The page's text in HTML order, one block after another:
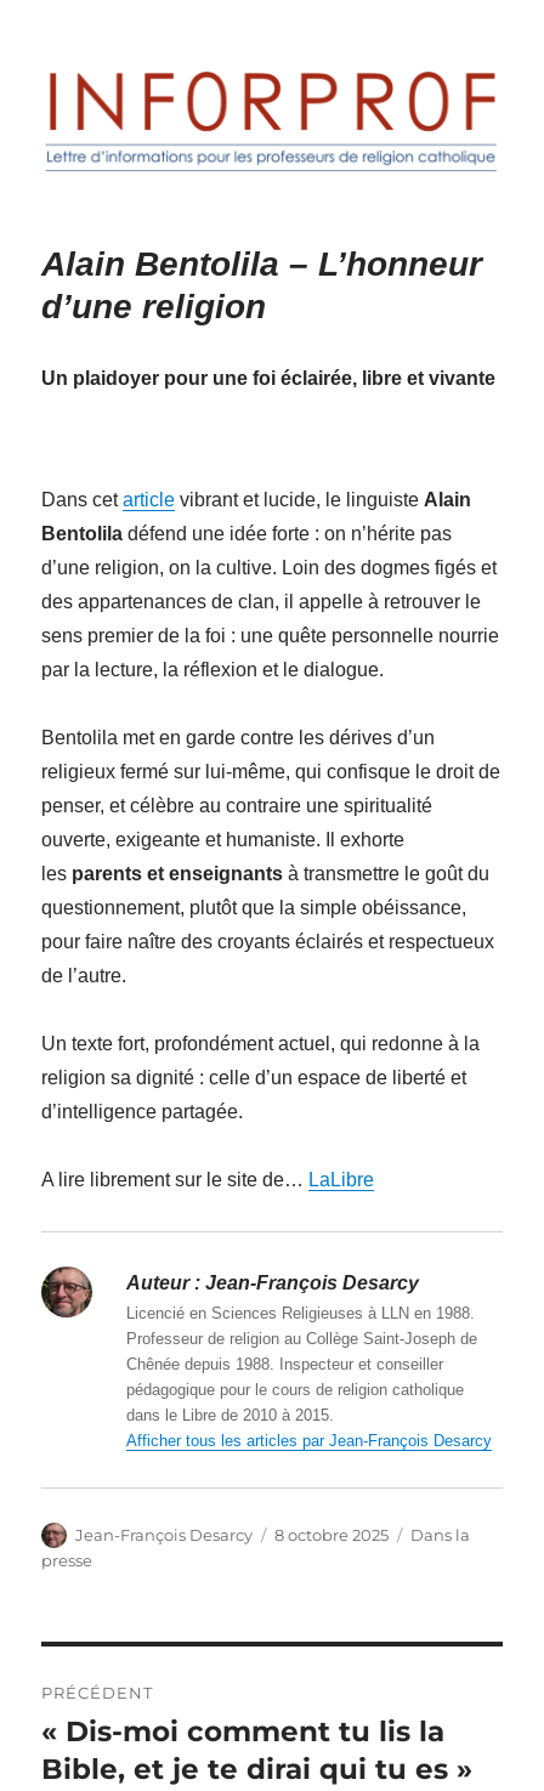
Inforprof
Alain Bentolila – L’honneur
d’une religion
Un plaidoyer pour une foi éclairée, libre et vivante
Dans cetarticle vibrant et lucide, le linguiste Alain
Bentolila défend une idée forte : on n’hérite pas
d’une religion, on la cultive. Loin des dogmes figés et
des appartenances de clan, il appelle à retrouver le
sens premier de la foi : une quête personnelle nourrie
par la lecture, la réflexion et le dialogue.
Bentolila met en garde contre les dérives d’un
religieux fermé sur lui-même, qui confisque le droit de
penser, et célèbre au contraire une spiritualité
ouverte, exigeante et humaniste. Il exhorte
les parents et enseignants à transmettre le goût du
questionnement, plutôt que la simple obéissance,
pour faire naître des croyants éclairés et respectueux
de l’autre.
Un texte fort, profondément actuel, qui redonne à la
religion sa dignité : celle d’un espace de liberté et
d’intelligence partagée.
A lire librement sur le site de… LaLibre
Auteur : Jean-François Desarcy
Licencié en Sciences Religieuses à LLN en 1988.
Professeur de religion au Collège Saint-Joseph de
Chênée depuis 1988. Inspecteur et conseiller
pédagogique pour le cours de religion catholique
dans le Libre de 2010 à 2015.
Afficher tous les articles par Jean-François Desarcy
Auteur
Jean-François Desarcy
Publié
8 octobre 2025 Catégories
Dans la
presse
de
l’article
PRÉCÉDENT
Article
précédent :
« Dis-moi comment tu lis la
Bible, et je te dirai qui tu es »